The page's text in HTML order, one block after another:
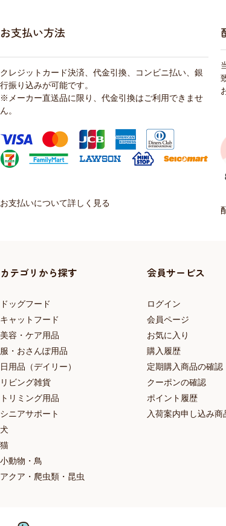
お支払い方法
クレジットカード決済、代金引換、コンビニ払い、銀
行振り込みが可能です。
※メーカー直送品に限り、代金引換はご利用できませ
ん。
お支払いについて詳しく見る
カテゴリから探す
ドッグフード
キャットフード
美容・ケア用品
服・おさんぽ用品
日用品（デイリー）
リビング雑貨
トリミング用品
シニアサポート
犬
猫
小動物・鳥
アクア・爬虫類・昆虫
会員サービス
ログイン
会員ページ
お気に入り
購入履歴
定期購入商品の確認
クーポンの確認
ポイント履歴
入荷案内申し込み商